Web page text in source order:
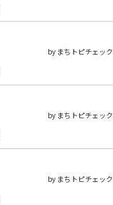
by まちトピチェック
by まちトピチェック
by まちトピチェック